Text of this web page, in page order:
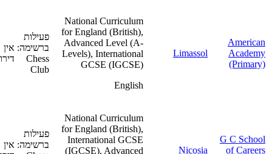
American
Academy
(Primary)
Limassol
National Curriculum
for England (British),
Advanced Level (A-
Levels), International
GCSE (IGCSE)
English
פעילות
ברשימה:
Chess
Club
אין
דירוג
G C School
of Careers
Nicosia
National Curriculum
for England (British),
International GCSE
(IGCSE), Advanced
פעילות
ברשימה: אין